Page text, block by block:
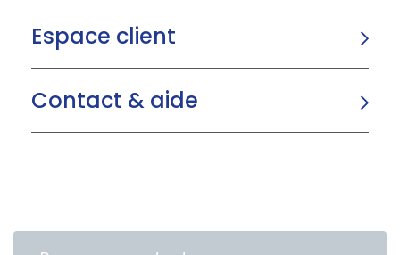
Espace client
Contact & aide